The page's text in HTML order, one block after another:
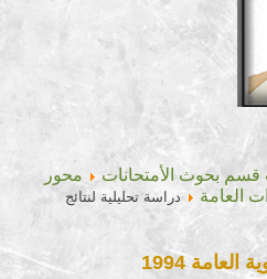
قسم بحوث الأمتحانات
محور
العامة
دراسة تحليلية لنتائج
العامة 1994